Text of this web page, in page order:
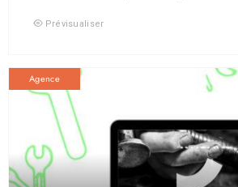
Prévisualiser
Agence